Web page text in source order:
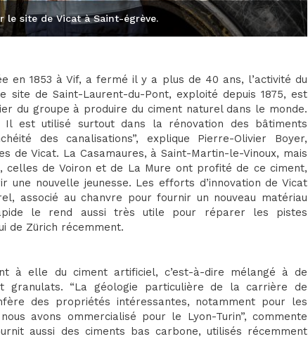
le site de Vicat à Saint-égrève.
en 1853 à Vif, a fermé il y a plus de 40 ans, l’activité du
de Saint-Laurent-du-Pont, exploité depuis 1875, est
du groupe à produire du ciment naturel dans le monde.
Il est utilisé surtout dans la rénovation des bâtiments
des canalisations”, explique Pierre-Olivier Boyer,
de Vicat. La Casamaures, à Saint-Martin-le-Vinoux, mais
celles de Voiron et de La Mure ont profité de ce ciment,
une nouvelle jeunesse. Les efforts d’innovation de Vicat
associé au chanvre pour fournir un nouveau matériau
le rend aussi très utile pour réparer les pistes
de Zürich récemment.
à elle du ciment artificiel, c’est-à-dire mélangé à de
granulats. “La géologie particulière de la carrière de
des propriétés intéressantes, notamment pour les
avons ommercialisé pour le Lyon-Turin”, commente
aussi des ciments bas carbone, utilisés récemment